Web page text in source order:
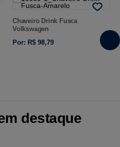
Chaveiro Drink Fusca
Volkswagen
Por: R$ 98,79
destaque